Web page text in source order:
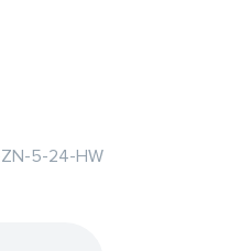
ZN-5-24-HW